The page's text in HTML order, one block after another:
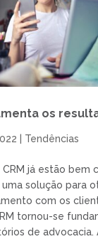
os
Tendências
já estão bem
solução para
com os
tornou-se
de advocacia.